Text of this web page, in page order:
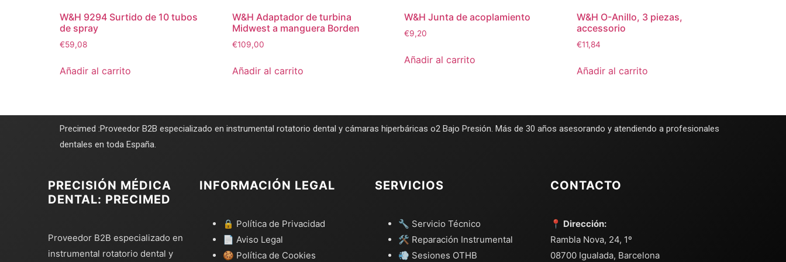
W&H 9294 Surtido de 10 tubos
de spray
€59,08
Añadir al carrito
W&H Adaptador de turbina
Midwest a manguera Borden
€109,00
Añadir al carrito
W&H Junta de acoplamiento
€9,20
Añadir al carrito
W&H O-Anillo, 3 piezas,
accessorio
€11,84
Añadir al carrito
Precimed :Proveedor B2B especializado en instrumental rotatorio dental y cámaras hiperbáricas o2 Bajo Presión. Más de 30 años asesorando y atendiendo a profesionales
dentales en toda España.
PRECISIÓN MÉDICA
DENTAL: PRECIMED
Proveedor B2B especializado en
instrumental rotatorio dental y
INFORMACIÓN LEGAL
🔒 Política de Privacidad
📄 Aviso Legal
🍪 Política de Cookies
SERVICIOS
🔧 Servicio Técnico
🛠️ Reparación Instrumental
💨 Sesiones OTHB
CONTACTO
📍 Dirección:
Rambla Nova, 24, 1º
08700 Igualada, Barcelona